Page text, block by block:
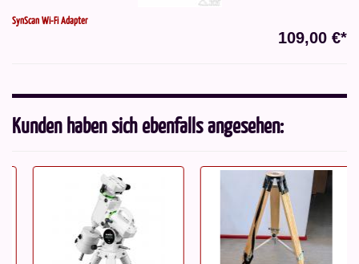
SynScan Wi-Fi Adapter
109,00 €*
Kunden haben sich ebenfalls angesehen: